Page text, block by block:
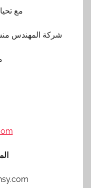
مع
شركة المهندس